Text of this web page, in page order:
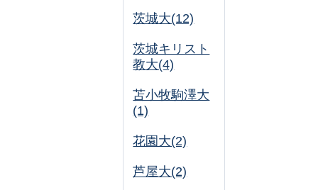
茨城大(12)
茨城キリスト
教大(4)
苫小牧駒澤大
(1)
花園大(2)
芦屋大(2)